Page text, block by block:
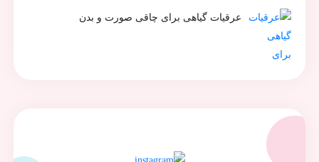
عرقیات گیاهی برای چاقی صورت و بدن